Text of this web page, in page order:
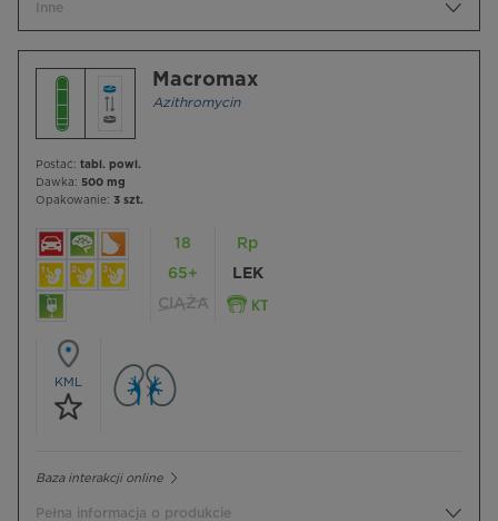
Inne
Macromax
Azithromycin
Postać: tabl. powl.
Dawka: 500 mg
Opakowanie: 3 szt.
18
65+
CIĄŻA
Rp
LEK
KML
Baza interakcji online
Pełna informacja o produkcie